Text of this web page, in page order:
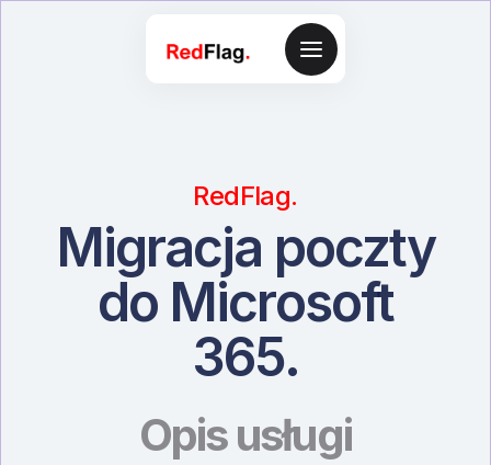
RedFlag.
Migracja poczty
do Microsoft
365.
Opis usługi